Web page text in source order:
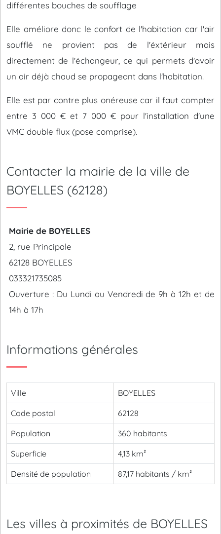
différentes bouches de soufflage
Elle améliore donc le confort de l'habitation car l'air
soufflé ne provient pas de l'éxtérieur mais
directement de l'échangeur, ce qui permets d'avoir
un air déjà chaud se propageant dans l'habitation.
Elle est par contre plus onéreuse car il faut compter
entre 3 000 € et 7 000 € pour l'installation d'une
VMC double flux (pose comprise).
Contacter la mairie de la ville de
BOYELLES (62128)
Mairie de BOYELLES
2, rue Principale
62128 BOYELLES
033321735085
Ouverture : Du Lundi au Vendredi de 9h à 12h et de
14h à 17h
Informations générales
Ville BOYELLES
Code postal 62128
Population 360 habitants
Superficie 4,13 km²
Densité de population 87,17 habitants / km²
Les villes à proximités de BOYELLES